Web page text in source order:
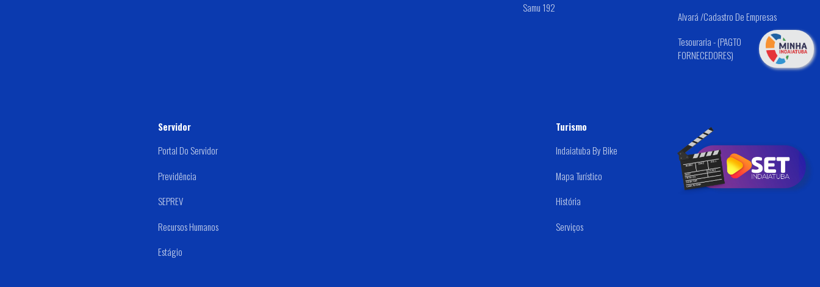
Samu 192
Alvará /Cadastro De Empresas
Tesouraria - (PAGTO
FORNECEDORES)
Servidor
Portal Do Servidor
Previdência
SEPREV
Recursos Humanos
Estágio
Turismo
Indaiatuba By Bike
Mapa Turístico
História
Serviços